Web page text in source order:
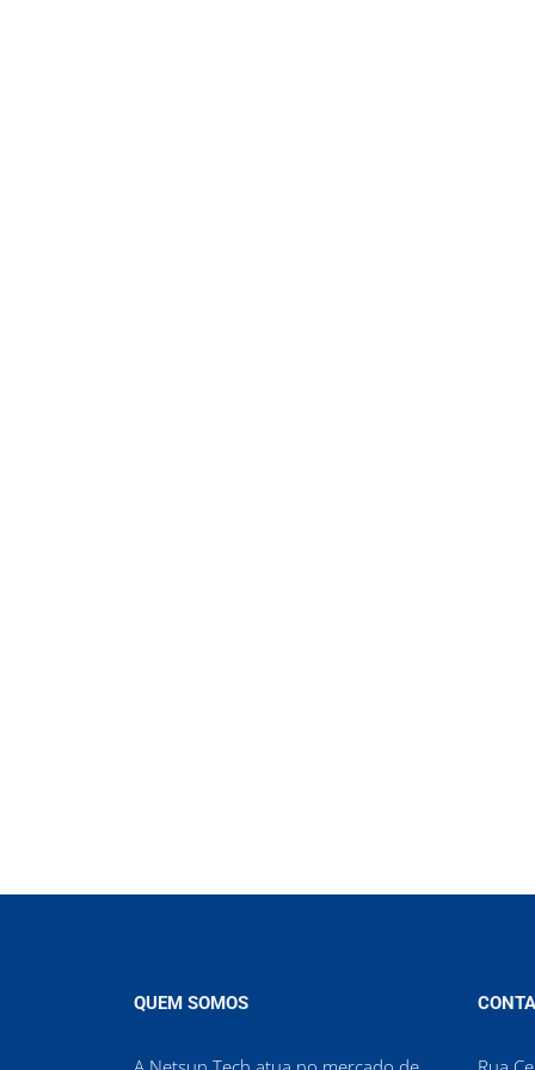
QUEM SOMOS